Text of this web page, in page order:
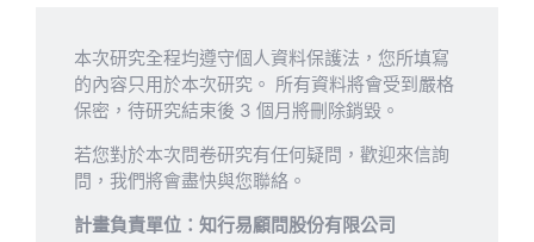
本次研究全程均遵守個人資料保護法，您所填寫
的內容只用於本次研究。 所有資料將會受到嚴格
保密，待研究結束後 3 個月將刪除銷毀。
若您對於本次問卷研究有任何疑問，歡迎來信詢
問，我們將會盡快與您聯絡。
計畫負責單位：知行易顧問股份有限公司